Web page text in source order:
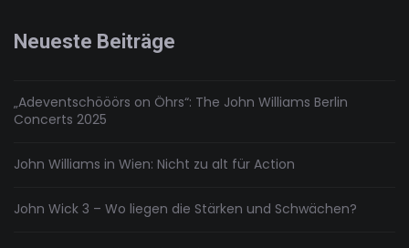
2018
Neueste Beiträge
„Adeventschööörs on Öhrs“: The John Williams Berlin
Concerts 2025
John Williams in Wien: Nicht zu alt für Action
John Wick 3 – Wo liegen die Stärken und Schwächen?